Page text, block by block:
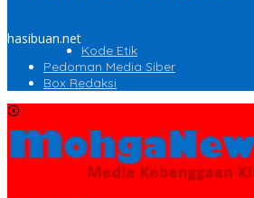
hasibuan.net
Kode Etik
Pedoman Media Siber
Box Redaksi